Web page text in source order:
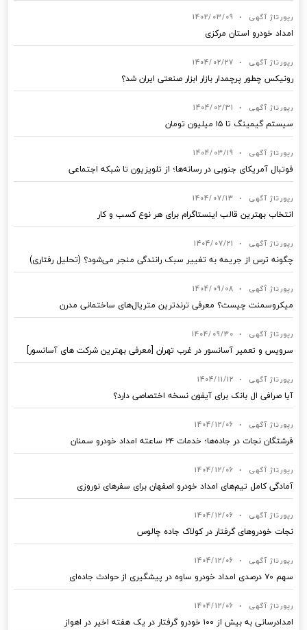
رپورتاژ آگهی •
1402/03/09
امداد خودرو استان مرکزی
رپورتاژ آگهی •
1404/02/27
رونیکس چطور پرچمدار بازار ابزار صنعتی ایران شد؟
رپورتاژ آگهی •
1404/02/31
سیستم گیمینگ تا ۱۵ میلیون تومان
رپورتاژ آگهی •
1404/03/19
فوتبال آمریکای جنوبی در رسانه‌ها؛ از تلویزیون تا شبکه اجتماعی
رپورتاژ آگهی •
1404/07/13
انتخاب بهترین قالب‌ اینستاگرام برای هر نوع کسب‌ و کار
رپورتاژ آگهی •
1404/07/21
چگونه ترس از جریمه به تغییر سبک رانندگی منجر می‌شود؟ (تحلیل رفتاری)
رپورتاژ آگهی •
1404/09/08
میکروسمنت چیست؟ معرفی ترندترین متریال‌های ساختمانی مدرن
رپورتاژ آگهی •
1404/09/30
سرویس و تعمیر آسانسور در غرب تهران [معرفی بهترین شرکت های آسانسور]
رپورتاژ آگهی •
1404/11/12
آیا صرافی ال بانک برای آیفون نسخه اختصاصی دارد؟
رپورتاژ آگهی •
1404/12/06
فرشتگان نجات در جاده‌ها؛ خدمات ۲۴ ساعته امداد خودرو سمنان
رپورتاژ آگهی •
1404/12/06
آمادگی کامل تیم‌های امداد خودرو اصفهان برای سفرهای نوروزی
رپورتاژ آگهی •
1404/12/06
نجات خودروهای گرفتار در کولاک جاده چالوس
رپورتاژ آگهی •
1404/12/06
سهم ۷۰ درصدی امداد خودرو ساوه در پیشگیری از حوادث جاده‌ای
رپورتاژ آگهی •
1404/12/06
امدادرسانی به بیش از ۱۰۰ خودرو گرفتار در یک هفته اخیر در اهواز